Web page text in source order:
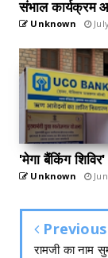
संभाल कार्यक्रम
Unknown
'मेगा बैंकिंग
Unknown
Previous
रामजी का नाम